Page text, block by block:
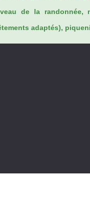
de la randonnée,
adaptés),